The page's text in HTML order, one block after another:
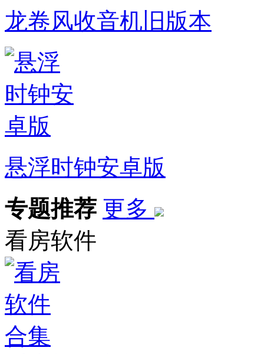
龙卷风收音机旧版本
悬浮时钟安卓版
专题推荐 更多
看房软件